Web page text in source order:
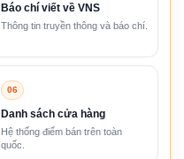
Báo chí viết về VNS
Thông tin truyền thông và báo chí.
06
Danh sách cửa hàng
Hệ thống điểm bán trên toàn
quốc.